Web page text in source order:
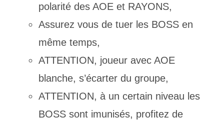
polarité des AOE et RAYONS,
Assurez vous de tuer les BOSS en
même temps,
ATTENTION, joueur avec AOE
blanche, s’écarter du groupe,
ATTENTION, à un certain niveau les
BOSS sont imunisés, profitez de